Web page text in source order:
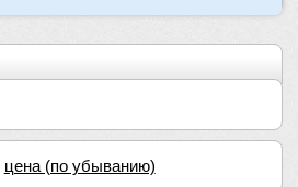
цена (по убыванию)